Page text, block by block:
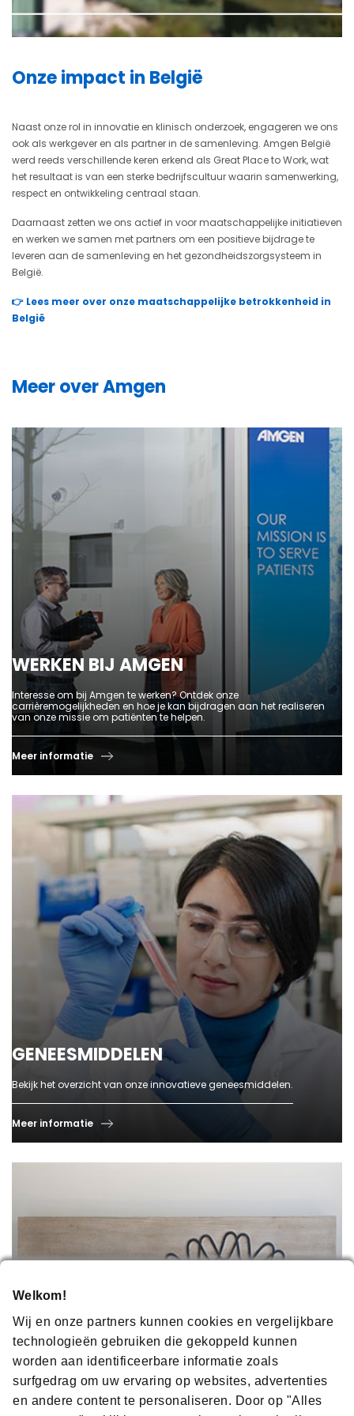
Welkom!
Wij en onze partners kunnen cookies en vergelijkbare
technologieën gebruiken die gekoppeld kunnen
worden aan identificeerbare informatie zoals
surfgedrag om uw ervaring op websites, advertenties
en andere content te personaliseren. Door op "Alles
Video
Onze impact in België
Naast onze rol in innovatie en klinisch onderzoek, engageren we ons
ook als werkgever en als partner in de samenleving. Amgen België
werd reeds verschillende keren erkend als Great Place to Work, wat
het resultaat is van een sterke bedrijfscultuur waarin samenwerking,
respect en ontwikkeling centraal staan.
Daarnaast zetten we ons actief in voor maatschappelijke initiatieven
en werken we samen met partners om een positieve bijdrage te
leveren aan de samenleving en het gezondheidszorgsysteem in
België.
👉 Lees meer over onze maatschappelijke betrokkenheid in
België
Meer over Amgen
WERKEN BIJ AMGEN
Interesse om bij Amgen te werken? Ontdek onze
carrièremogelijkheden en hoe je kan bijdragen aan het realiseren
van onze missie om patiënten te helpen.
Meer informatie
GENEESMIDDELEN
Bekijk het overzicht van onze innovatieve geneesmiddelen.
Meer informatie
GESCHIEDENIS VAN
AMGEN